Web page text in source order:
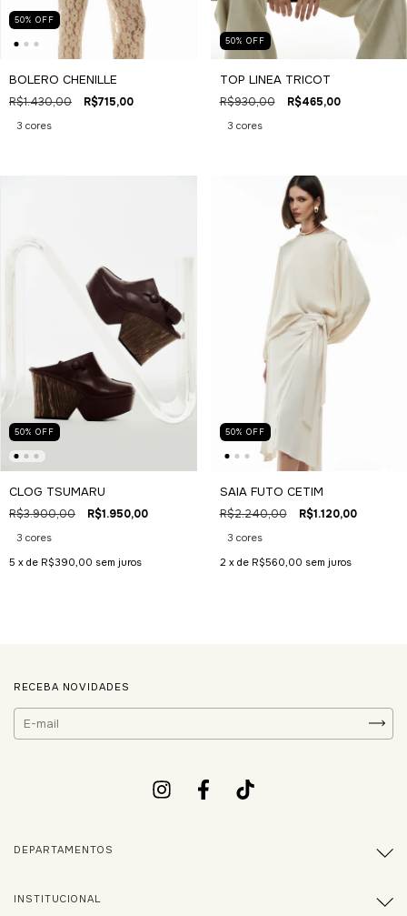
50% OFF
BOLERO CHENILLE
R$1.430,00 R$715,00
3 cores
50% OFF
TOP LINEA TRICOT
R$930,00 R$465,00
3 cores
50% OFF
CLOG TSUMARU
R$3.900,00 R$1.950,00
3 cores
5 x de R$390,00 sem juros
50% OFF
SAIA FUTO CETIM
R$2.240,00 R$1.120,00
3 cores
2 x de R$560,00 sem juros
RECEBA NOVIDADES
DEPARTAMENTOS
INSTITUCIONAL